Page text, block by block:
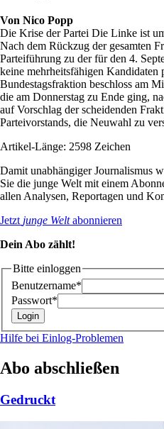
Von Nico Popp
Die Krise der Partei Die Linke ist
Nach dem Rückzug der gesamten
Parteiführung zu der für den 4.
keine mehrheitsfähigen Kandidaten
Bundestagsfraktion beschloss am
die am Donnerstag zu Ende ging,
auf Vorschlag der scheidenden
Parteivorstands, die Neuwahl zu
Artikel-Länge: 2598 Zeichen
Damit unabhängiger Journalismus
Sie die junge Welt mit einem
allen Analysen, Reportagen und
Jetzt junge Weltabonnieren
Dein Abo zählt!
Bitte einloggen
Benutzername*
Passwort*
Hilfe bei Einlog-Problemen
Abo abschließen
Gedruckt